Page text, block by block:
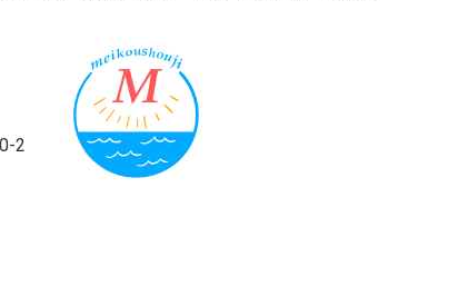
2